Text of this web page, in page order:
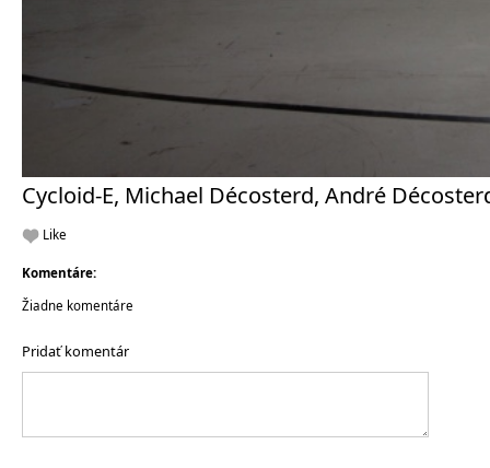
Cycloid-E, Michael Décosterd, André
Like
Komentáre:
Žiadne komentáre
Pridať komentár